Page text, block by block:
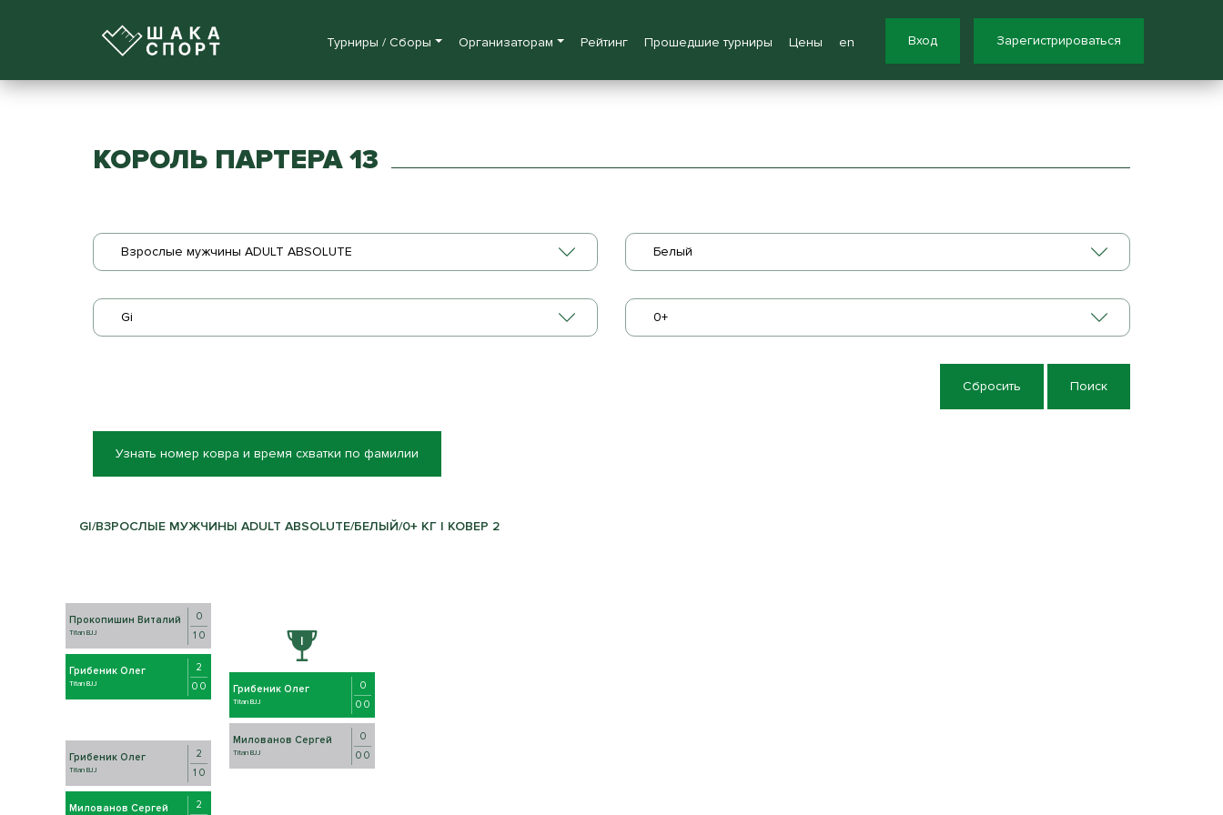
Турниры / Сборы Организаторам Рейтинг Прошедшие турниры Цены en Вход Зарегистрироваться
КОРОЛЬ ПАРТЕРА 13
Взрослые мужчины ADULT ABSOLUTE Белый
Gi 0+
Сбросить Поиск
Узнать номер ковра и время схватки по фамилии
GI/ВЗРОСЛЫЕ МУЖЧИНЫ ADULT ABSOLUTE/БЕЛЫЙ/0+ КГ | КОВЕР 2
Прокопишин Виталий
Titan BJJ
0
1 0
Грибеник Олег
Titan BJJ
2
0 0
Грибеник Олег
Titan BJJ
2
1 0
Милованов Сергей 2
Грибеник Олег
Titan BJJ
0
0 0
Милованов Сергей
Titan BJJ
0
0 0